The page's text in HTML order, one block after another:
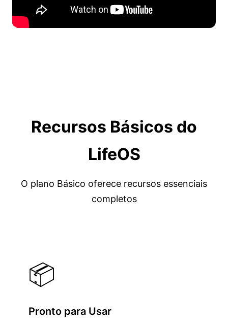
Recursos Básicos do
LifeOS
O plano Básico oferece recursos essenciais
completos
📦
Pronto para Usar